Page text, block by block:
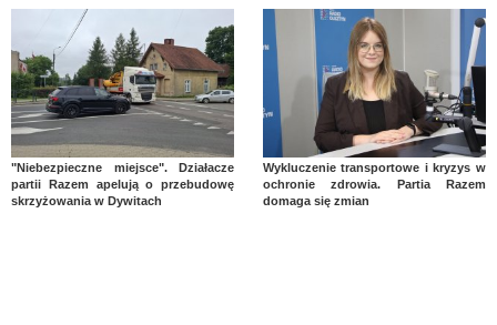
"Niebezpieczne miejsce". Działacze
partii Razem apelują o przebudowę
skrzyżowania w Dywitach
Wykluczenie transportowe i kryzys w
ochronie zdrowia. Partia Razem
domaga się zmian